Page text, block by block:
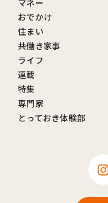
マネー
おでかけ
住まい
共働き家事
ライフ
連載
特集
専門家
とっておき体験部